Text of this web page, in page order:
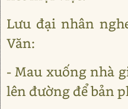
Lưu đại nhân
Văn:
- Mau xuống nhà
lên đường để bản